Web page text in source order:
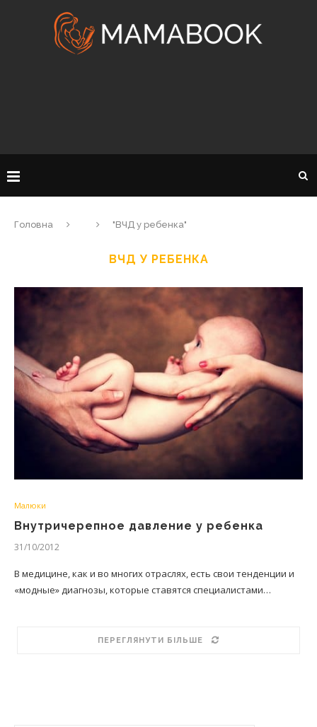
Головна "ВЧД у ребенка"
ВЧД У РЕБЕНКА
Малюки
Внутричерепное давление у ребенка
31/10/2012
В медицине, как и во многих отраслях, есть свои тенденции и
«модные» диагнозы, которые ставятся специалистами…
ПЕРЕГЛЯНУТИ БІЛЬШЕ